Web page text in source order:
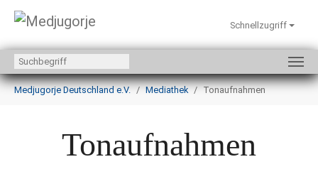
Zum Hauptinhalt springen
Schnellzugriff
Sie sind hier:
Medjugorje Deutschland e.V.
Mediathek Tonaufnahmen
Tonaufnahmen